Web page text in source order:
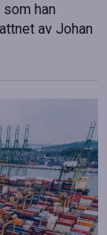
han
av Johan